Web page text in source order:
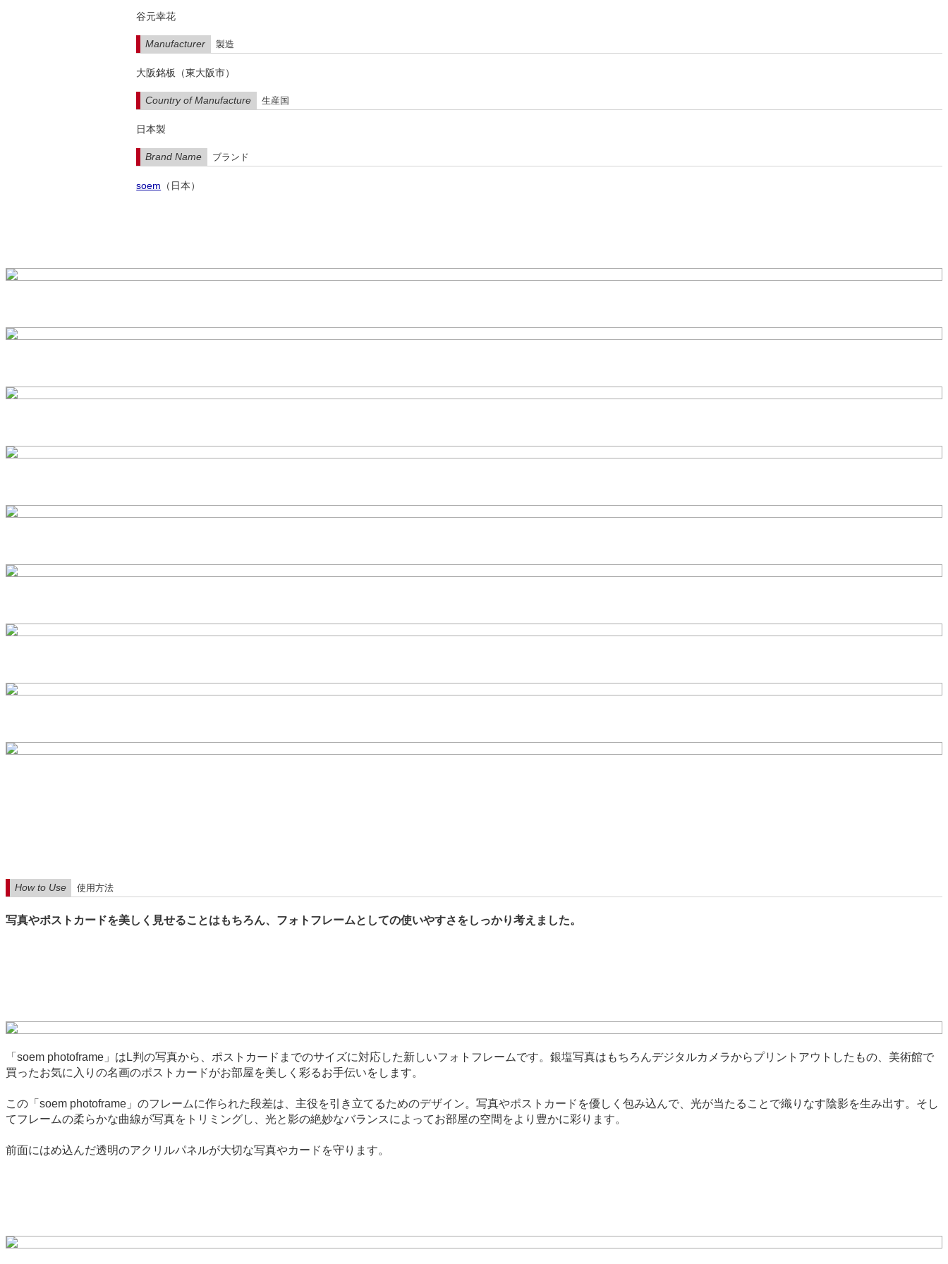
谷元幸花
Manufacturer 製造
大阪銘板（東大阪市）
Country of Manufacture 生産国
日本製
Brand Name ブランド
soem （日本）
How to Use 使用方法
写真やポストカードを美しく見せることはもちろん、フォトフレームとしての使いやすさをしっかり考えました。
「soem photoframe」はL判の写真から、ポストカードまでのサイズに対応した新しいフォトフレームです。銀塩写真はもちろんデジタルカメラからプリントアウトしたもの、美術館で
買ったお気に入りの名画のポストカードがお部屋を美しく彩るお手伝いをします。
この「soem photoframe」のフレームに作られた段差は、主役を引き立てるためのデザイン。写真やポストカードを優しく包み込んで、光が当たることで織りなす陰影を生み出す。そし
てフレームの柔らかな曲線が写真をトリミングし、光と影の絶妙なバランスによってお部屋の空間をより豊かに彩ります。
前面にはめ込んだ透明のアクリルパネルが大切な写真やカードを守ります。